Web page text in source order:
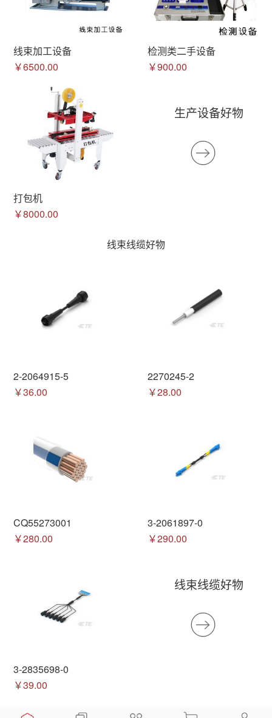
线束加工设备
￥6500.00
检测类二手设备
￥900.00
打包机
￥8000.00
生产设备好物
线束线缆好物
2-2064915-5
￥36.00
2270245-2
￥28.00
CQ55273001
￥280.00
3-2061897-0
￥290.00
3-2835698-0
￥39.00
线束线缆好物